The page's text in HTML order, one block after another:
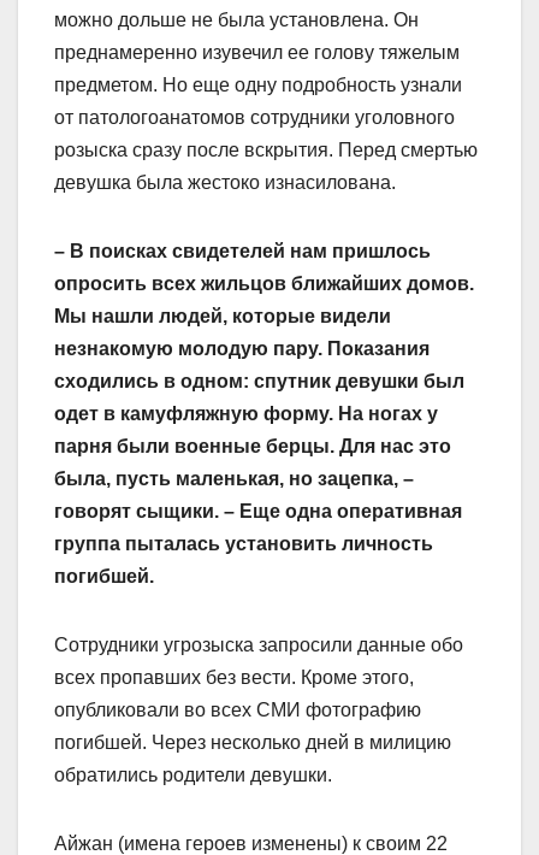
можно дольше не была установлена. Он
преднамеренно изувечил ее голову тяжелым
предметом. Но еще одну подробность узнали
от патологоанатомов сотрудники уголовного
розыска сразу после вскрытия. Перед смертью
девушка была жестоко изнасилована.
– В поисках свидетелей нам пришлось
опросить всех жильцов ближайших домов.
Мы нашли людей, которые видели
незнакомую молодую пару. Показания
сходились в одном: спутник девушки был
одет в камуфляжную форму. На ногах у
парня были военные берцы. Для нас это
была, пусть маленькая, но зацепка, –
говорят сыщики. – Еще одна оперативная
группа пыталась установить личность
погибшей.
Сотрудники угрозыска запросили данные обо
всех пропавших без вести. Кроме этого,
опубликовали во всех СМИ фотографию
погибшей. Через несколько дней в милицию
обратились родители девушки.
Айжан (имена героев изменены) к своим 22